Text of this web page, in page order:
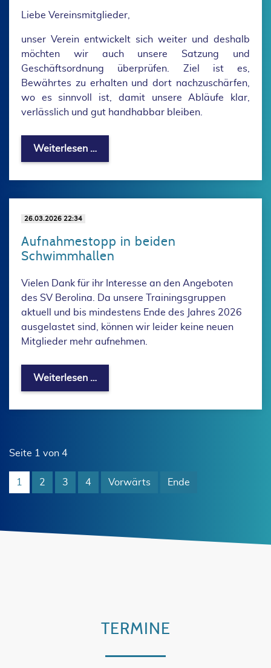
Liebe Vereinsmitglieder,
unser Verein entwickelt sich weiter und deshalb
möchten wir auch unsere Satzung und
Geschäftsordnung überprüfen. Ziel ist es,
Bewährtes zu erhalten und dort nachzuschärfen,
wo es sinnvoll ist, damit unsere Abläufe klar,
verlässlich und gut handhabbar bleiben.
Weiterlesen …
26.03.2026 22:34
Aufnahmestopp in beiden
Schwimmhallen
Vielen Dank für ihr Interesse an den Angeboten
des SV Berolina. Da unsere Trainingsgruppen
aktuell und bis mindestens Ende des Jahres 2026
ausgelastet sind, können wir leider keine neuen
Mitglieder mehr aufnehmen.
Weiterlesen …
Seite 1 von 4
1 2 3 4 Vorwärts Ende
TERMINE